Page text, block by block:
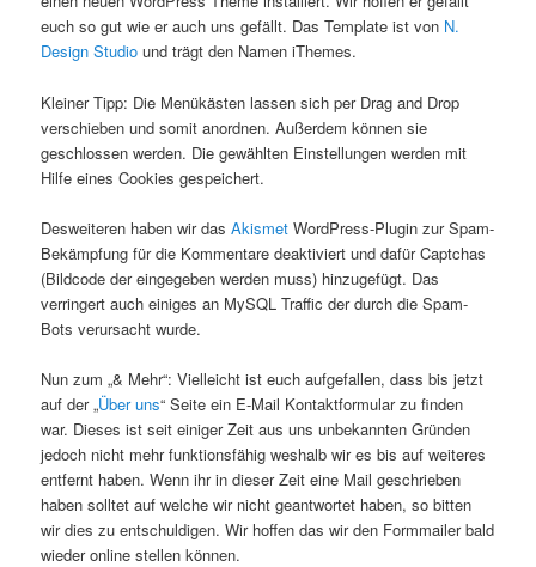
euch so gut wie er auch uns gefällt. Das Template ist von N.
Design Studio und trägt den Namen iThemes.
Kleiner Tipp: Die Menükästen lassen sich per Drag and Drop
verschieben und somit anordnen. Außerdem können sie
geschlossen werden. Die gewählten Einstellungen werden mit
Hilfe eines Cookies gespeichert.
Desweiteren haben wir dasAkismet WordPress-Plugin zur Spam-
Bekämpfung für die Kommentare deaktiviert und dafür Captchas
(Bildcode der eingegeben werden muss) hinzugefügt. Das
verringert auch einiges an MySQL Traffic der durch die Spam-
Bots verursacht wurde.
Nun zum „& Mehr“: Vielleicht ist euch aufgefallen, dass bis jetzt
auf der „Über uns“ Seite ein E-Mail Kontaktformular zu finden
war. Dieses ist seit einiger Zeit aus uns unbekannten Gründen
jedoch nicht mehr funktionsfähig weshalb wir es bis auf weiteres
entfernt haben. Wenn ihr in dieser Zeit eine Mail geschrieben
haben solltet auf welche wir nicht geantwortet haben, so bitten
wir dies zu entschuldigen. Wir hoffen das wir den Formmailer bald
wieder online stellen können.